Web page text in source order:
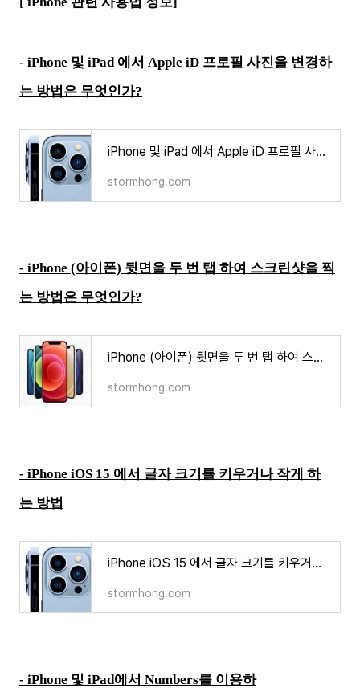
- iPhone 및 iPad 에서 Apple iD 프로필 사진을 변경하
는 방법은 무엇인가?
iPhone 및 iPad 에서 Apple iD 프로필 사진을 변경하는 방법은 무엇인가
stormhong.com
- iPhone (아이폰) 뒷면을 두 번 탭 하여 스크린샷을 찍
는 방법은 무엇인가?
iPhone (아이폰) 뒷면을 두 번 탭 하여 스크린샷을 찍는 방법은 무엇인가?
stormhong.com
- iPhone iOS 15 에서 글자 크기를 키우거나 작게 하
는 방법
iPhone iOS 15 에서 글자 크기를 키우거나 작게 하는 방법
stormhong.com
- iPhone 및 iPad에서 Numbers를 이용하